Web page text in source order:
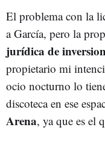
El problema con la
a García, pero la
jurídica de
propietario mi
ocio nocturno lo
discoteca en ese
Arena, ya que es el